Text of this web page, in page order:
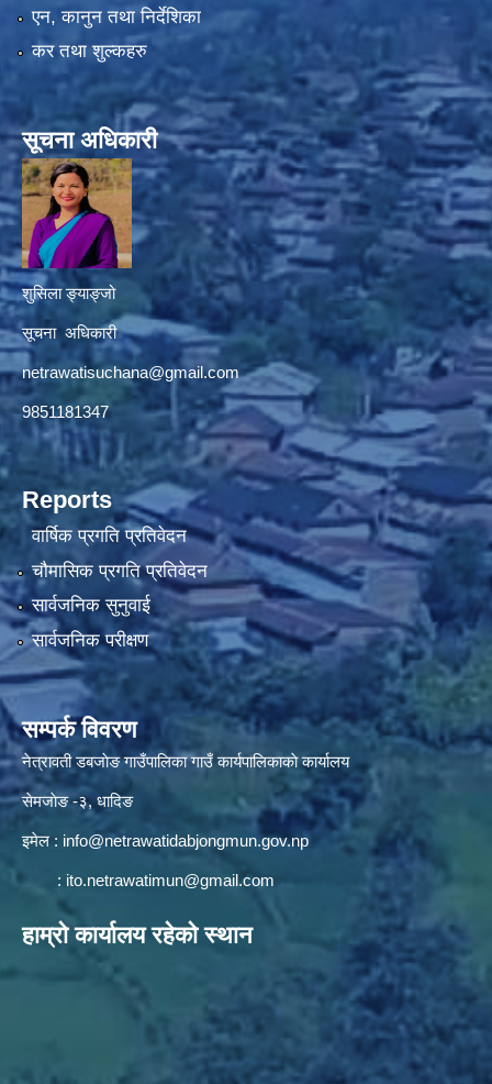
एन, कानुन तथा निर्देशिका
कर तथा शुल्कहरु
सूचना अधिकारी
शुसिला ङ्याङ्जो
सूचना अधिकारी
netrawatisuchana@gmail.com
9851181347
Reports
वार्षिक प्रगति प्रतिवेदन
चौमासिक प्रगति प्रतिवेदन
सार्वजनिक सुनुवाई
सार्वजनिक परीक्षण
सम्पर्क विवरण
नेत्रावती डबजाेङ गाउँपालिका गाउँ कार्यपालिकाकाे कार्यालय
सेमजाेङ -३, धादिङ
इमेल : info@netrawatidabjongmun.gov.np
: ito.netrawatimun@gmail.com
हाम्राे कार्यालय रहेकाे स्थान